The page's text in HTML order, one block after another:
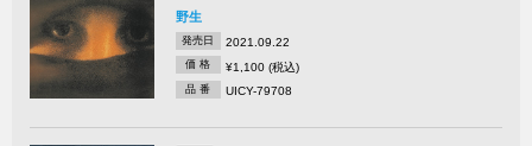
野生
発売日 2021.09.22
価 格 ¥1,100 (税込)
品 番 UICY-79708